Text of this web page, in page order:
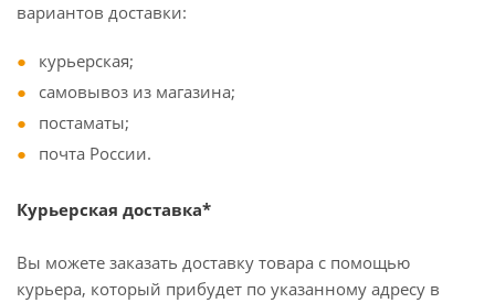
вариантов доставки:
курьерская;
самовывоз из магазина;
постаматы;
почта России.
Курьерская доставка*
Вы можете заказать доставку товара с помощью
курьера, который прибудет по указанному адресу в